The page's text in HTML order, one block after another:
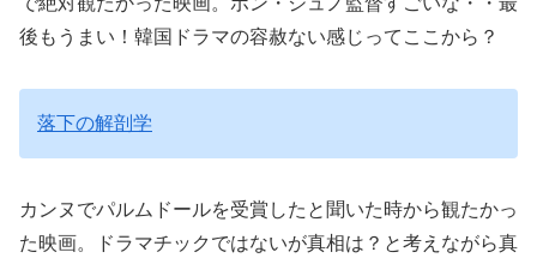
後もうまい！韓国ドラマの容赦ない感じってここから？
落下の解剖学
カンヌでパルムドールを受賞したと聞いた時から観たかっ
た映画。ドラマチックではないが真相は？と考えながら真